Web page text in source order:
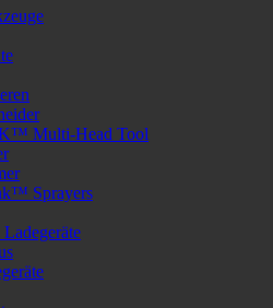
Multi-Head Tool
Sprayers